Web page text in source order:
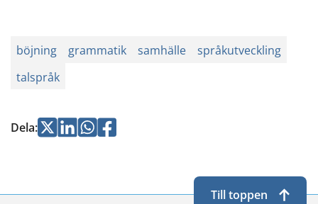
böjning grammatik samhälle
språkutveckling
talspråk
Dela:Jaa Jaa Jaa
Jaa
Till toppen